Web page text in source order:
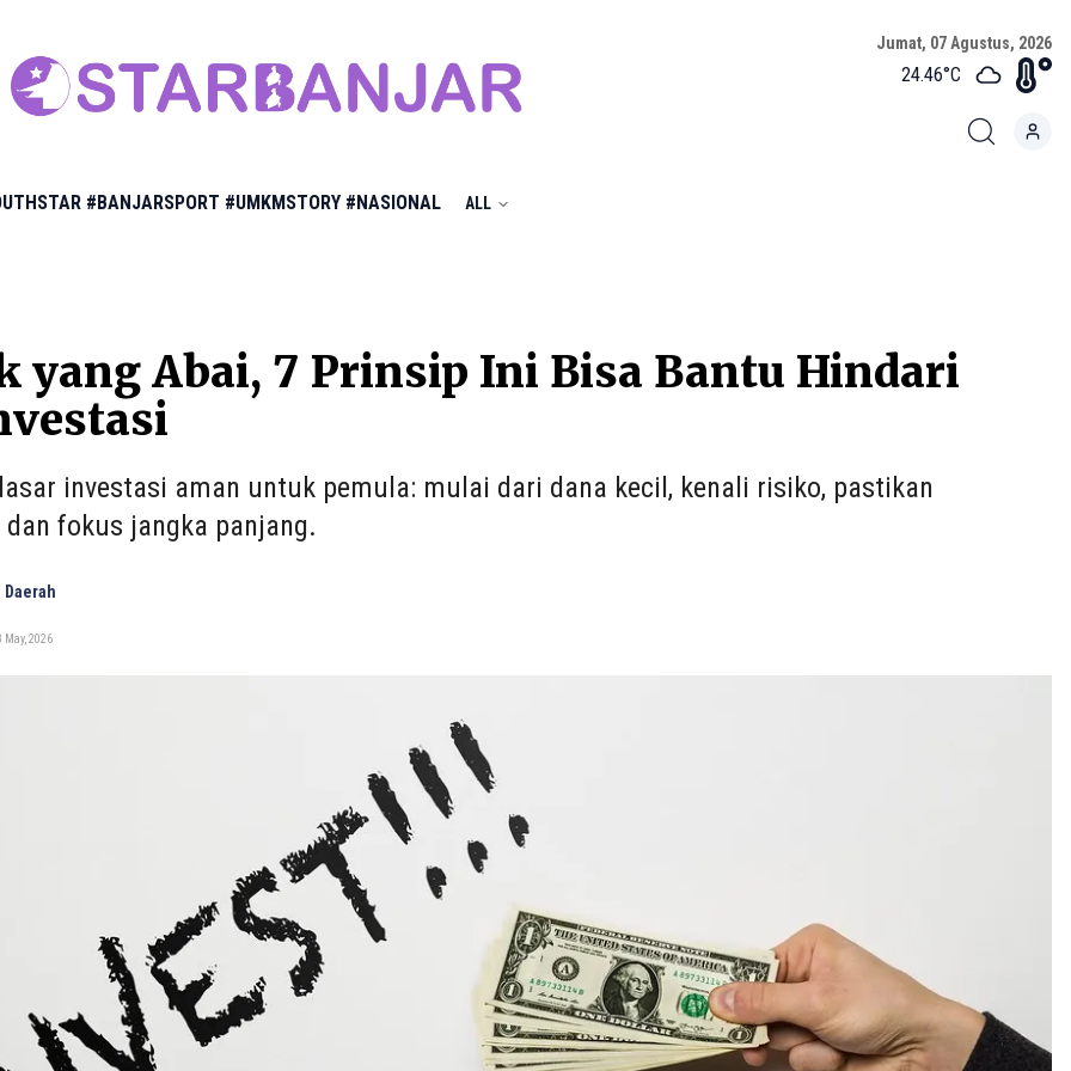
Jumat, 07 Agustus, 2026
24.46°C
#BANJARSPORT #UMKMSTORY #NASIONAL ALL
yang Abai, 7 Prinsip Ini Bisa Bantu Hindari
investasi aman untuk pemula: mulai dari dana kecil, kenali risiko, pastikan
fokus jangka panjang.
May, 2026